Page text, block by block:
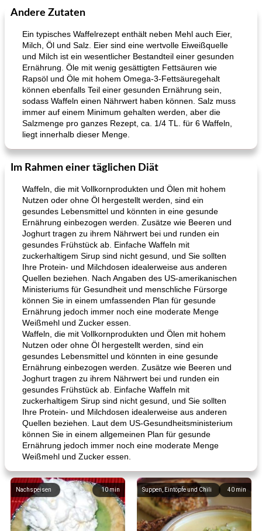
Andere Zutaten
Ein typisches Waffelrezept enthält neben Mehl auch Eier,
Milch, Öl und Salz. Eier sind eine wertvolle Eiweißquelle
und Milch ist ein wesentlicher Bestandteil einer gesunden
Ernährung. Öle mit wenig gesättigten Fettsäuren wie
Rapsöl und Öle mit hohem Omega-3-Fettsäuregehalt
können ebenfalls Teil einer gesunden Ernährung sein,
sodass Waffeln einen Nährwert haben können. Salz muss
immer auf einem Minimum gehalten werden, aber die
Salzmenge pro ganzes Rezept, ca. 1/4 TL. für 6 Waffeln,
liegt innerhalb dieser Menge.
Im Rahmen einer täglichen Diät
Waffeln, die mit Vollkornprodukten und Ölen mit hohem
Nutzen oder ohne Öl hergestellt werden, sind ein
gesundes Lebensmittel und könnten in eine gesunde
Ernährung einbezogen werden. Zusätze wie Beeren und
Joghurt tragen zu ihrem Nährwert bei und runden ein
gesundes Frühstück ab. Einfache Waffeln mit
zuckerhaltigem Sirup sind nicht gesund, und Sie sollten
Ihre Protein- und Milchdosen idealerweise aus anderen
Quellen beziehen. Nach Angaben des US-amerikanischen
Ministeriums für Gesundheit und menschliche Fürsorge
können Sie in einem umfassenden Plan für gesunde
Ernährung jedoch immer noch eine moderate Menge
Weißmehl und Zucker essen.
Waffeln, die mit Vollkornprodukten und Ölen mit hohem
Nutzen oder ohne Öl hergestellt werden, sind ein
gesundes Lebensmittel und könnten in eine gesunde
Ernährung einbezogen werden. Zusätze wie Beeren und
Joghurt tragen zu ihrem Nährwert bei und runden ein
gesundes Frühstück ab. Einfache Waffeln mit
zuckerhaltigem Sirup sind nicht gesund, und Sie sollten
Ihre Protein- und Milchdosen idealerweise aus anderen
Quellen beziehen. Laut dem US-Gesundheitsministerium
können Sie in einem allgemeinen Plan für gesunde
Ernährung jedoch immer noch eine moderate Menge
Weißmehl und Zucker essen.
10min
Nachspeisen 40 min
Suppen, Eintöpfe und Chili